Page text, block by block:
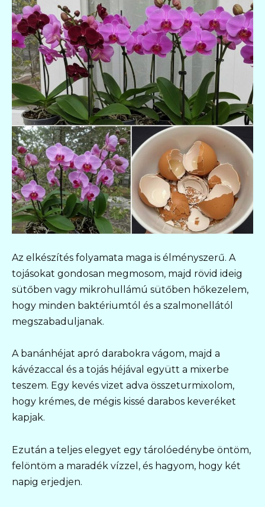
Az elkészítés folyamata maga is élményszerű. A
tojásokat gondosan megmosom, majd rövid ideig
sütőben vagy mikrohullámú sütőben hőkezelem,
hogy minden baktériumtól és a szalmonellától
megszabaduljanak.
A banánhéjat apró darabokra vágom, majd a
kávézaccal és a tojás héjával együtt a mixerbe
teszem. Egy kevés vizet adva összeturmixolom,
hogy krémes, de mégis kissé darabos keveréket
kapjak.
Ezután a teljes elegyet egy tárolóedénybe öntöm,
felöntöm a maradék vízzel, és hagyom, hogy két
napig erjedjen.